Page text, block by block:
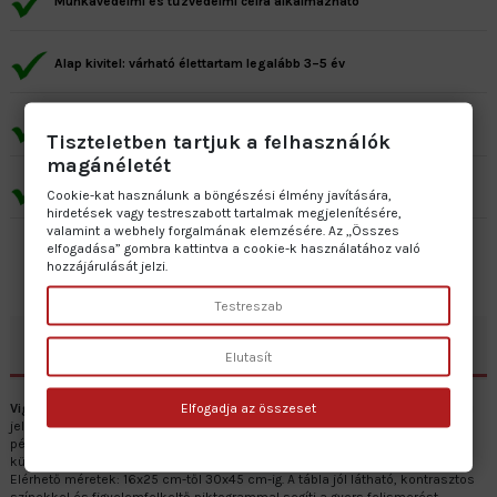
Alap kivitel: várható élettartam legalább 3–5 év
Gyártás: 2–5 munkanap • Szállítás: 1 munkanap
Leírás
Vigyázz! Villanypásztor
tábla célja a villanypásztor jelenlétének egyértelmű
jelzése a biztonság növelése érdekében. A tábla többféle anyagból készül,
például horganyzott lemezből, öntapadós vinilből és műanyaglemezből, így
kültéri és védett kültéri használatra is alkalmas.
Elérhető méretek: 16x25 cm-től 30x45 cm-ig. A tábla jól látható, kontrasztos
Tiszteletben tartjuk a felhasználók
magánéletét
Cookie-kat használunk a böngészési élmény javítására,
hirdetések vagy testreszabott tartalmak megjelenítésére,
valamint a webhely forgalmának elemzésére. Az „Összes
elfogadása” gombra kattintva a cookie-k használatához való
hozzájárulását jelzi.
Testreszab
Elutasít
Elfogadja az összeset